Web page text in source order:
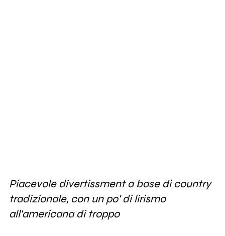
Piacevole divertissment a base di country
tradizionale, con un po' di lirismo
all'americana di troppo